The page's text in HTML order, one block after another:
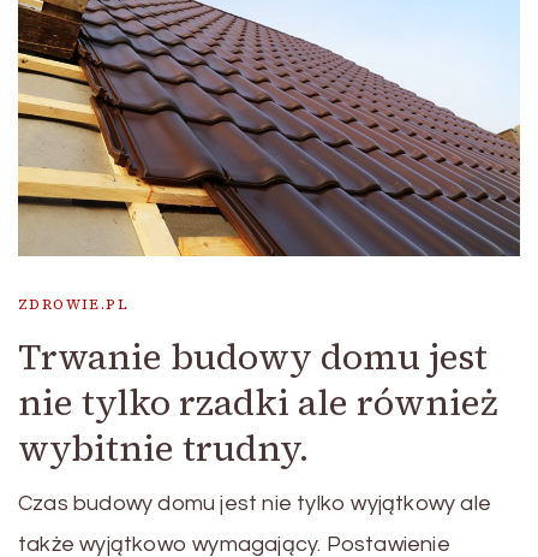
ZDROWIE.PL
Trwanie budowy domu jest
nie tylko rzadki ale również
wybitnie trudny.
Czas budowy domu jest nie tylko wyjątkowy ale
także wyjątkowo wymagający. Postawienie